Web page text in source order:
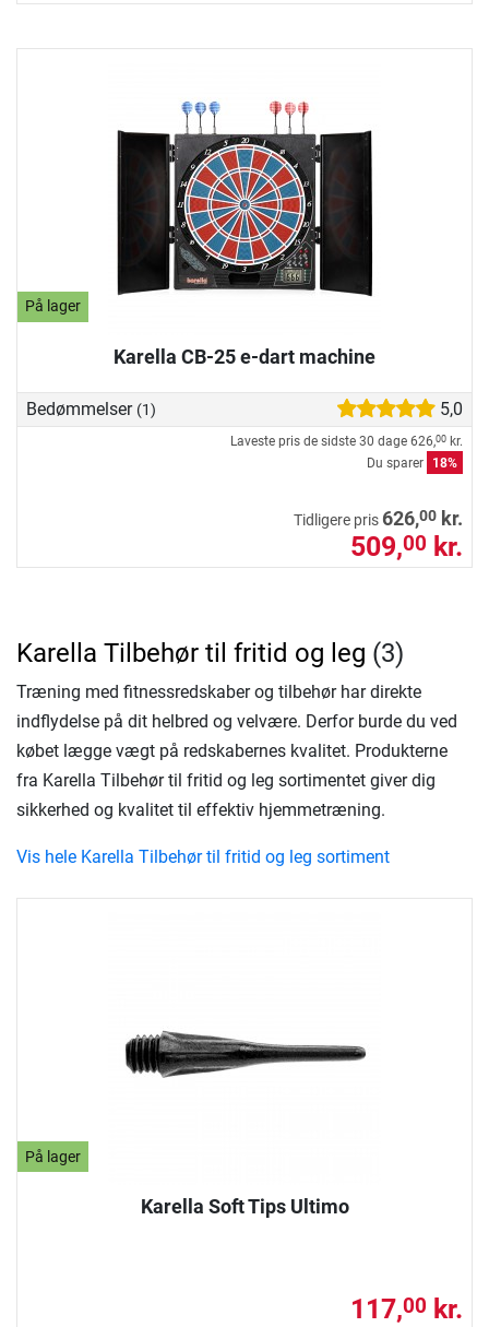
På lager
Karella CB-25 e-dart machine
Bedømmelser (1) 5,0
Laveste pris de sidste 30 dage 626,00 kr.
Du sparer
18%
Tidligere pris 626,00 kr.
509,00 kr.
På lager
Karella Soft Tips Ultimo
117,00 kr.
Karella Tilbehør til fritid og leg (3)
Træning med fitnessredskaber og tilbehør har direkte
indflydelse på dit helbred og velvære. Derfor burde du ved
købet lægge vægt på redskabernes kvalitet. Produkterne
fra Karella Tilbehør til fritid og leg sortimentet giver dig
sikkerhed og kvalitet til effektiv hjemmetræning.
Vis hele Karella Tilbehør til fritid og leg sortiment